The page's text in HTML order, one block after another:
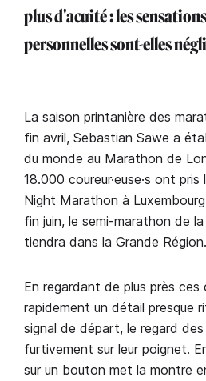
plus d'acuité : les
personnelles sont-elles
La saison printanière des
fin avril, Sebastian Sawe a
du monde au Marathon de
18.000 coureur·euse·s ont
Night Marathon à
fin juin, le semi-marathon de
tiendra dans la Grande Région.
En regardant de plus près ces
rapidement un détail presque
signal de départ, le regard
furtivement sur leur poignet.
sur un bouton met la montre